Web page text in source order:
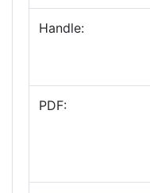
Handle:
PDF: